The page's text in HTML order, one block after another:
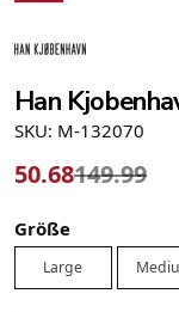
Han
SKU: M-132070
50.68149.99
Größe
Large